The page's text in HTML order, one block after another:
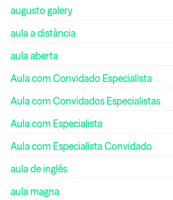
augusto galery
aula a distância
aula aberta
Aula com Convidado Especialista
Aula com Convidados Especialistas
Aula com Especialista
Aula com Especialista Convidado
aula de inglês
aula magna